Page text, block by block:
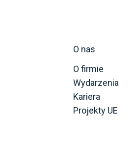
O nas
O firmie
Wydarzenia
Kariera
Projekty UE